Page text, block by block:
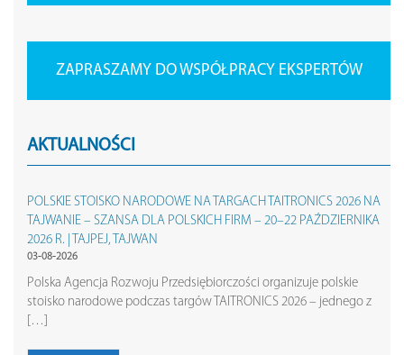
ZAPRASZAMY DO WSPÓŁPRACY EKSPERTÓW
AKTUALNOŚCI
POLSKIE STOISKO NARODOWE NA TARGACH TAITRONICS 2026 NA
TAJWANIE – SZANSA DLA POLSKICH FIRM – 20–22 PAŹDZIERNIKA
2026 R. | TAJPEJ, TAJWAN
03-08-2026
Polska Agencja Rozwoju Przedsiębiorczości organizuje polskie
stoisko narodowe podczas targów TAITRONICS 2026 – jednego z
[…]